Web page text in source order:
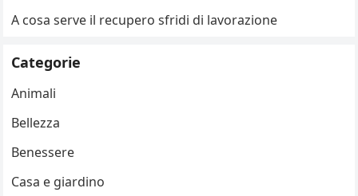
A cosa serve il recupero sfridi di lavorazione
Categorie
Animali
Bellezza
Benessere
Casa e giardino